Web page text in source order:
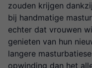
zouden krijgen
bij handmatige
echter dat vrouwen
genieten van hun
langere
opwinding dan het